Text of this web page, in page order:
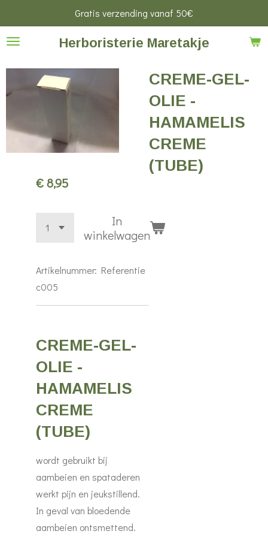
naar
hoofdinhoud
Herboristerie Maretakje
Gratis verzending vanaf 50€
CREME-GEL-
OLIE -
HAMAMELIS
CREME
(TUBE)
€ 8,95
In
winkelwagen
Artikelnummer: Referentie
c005
CREME-GEL-
OLIE -
HAMAMELIS
CREME
(TUBE)
wordt gebruikt bij
aambeien en spataderen
werkt pijn en jeukstillend.
In geval van bloedende
aambeien ontsmettend.